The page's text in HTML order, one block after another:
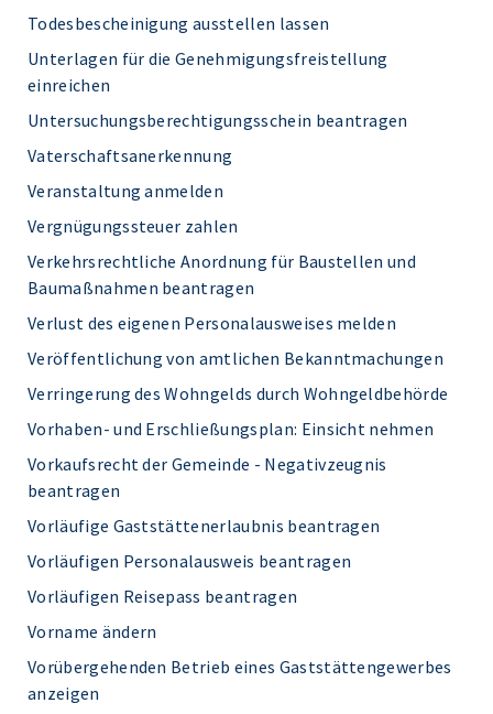
Todesbescheinigung ausstellen lassen
Unterlagen für die Genehmigungsfreistellung
einreichen
Untersuchungsberechtigungsschein beantragen
Vaterschaftsanerkennung
Veranstaltung anmelden
Vergnügungssteuer zahlen
Verkehrsrechtliche Anordnung für Baustellen und
Baumaßnahmen beantragen
Verlust des eigenen Personalausweises melden
Veröffentlichung von amtlichen Bekanntmachungen
Verringerung des Wohngelds durch Wohngeldbehörde
Vorhaben- und Erschließungsplan: Einsicht nehmen
Vorkaufsrecht der Gemeinde - Negativzeugnis
beantragen
Vorläufige Gaststättenerlaubnis beantragen
Vorläufigen Personalausweis beantragen
Vorläufigen Reisepass beantragen
Vorname ändern
Vorübergehenden Betrieb eines Gaststättengewerbes
anzeigen